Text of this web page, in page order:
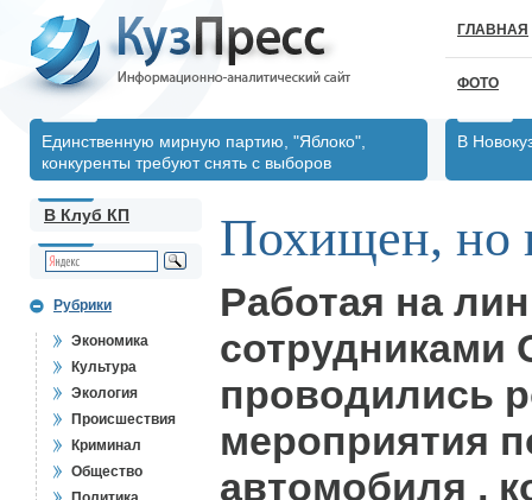
ГЛАВНАЯ
ФОТО
Единственную мирную партию, "Яблоко",
конкуренты требуют снять с выборов
В
В Клуб КП
Рубрики
Экономика
Культура
Экология
Происшествия
Криминал
Общество
Похищен, но
Работая на
проводились
мероприятия
автомобиля ,